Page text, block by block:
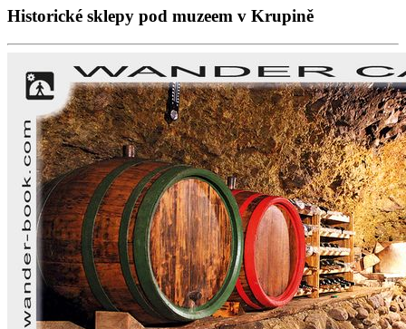
Historické sklepy pod muzeem v Krupině